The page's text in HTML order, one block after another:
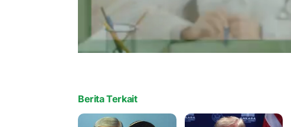
Berita Terkait